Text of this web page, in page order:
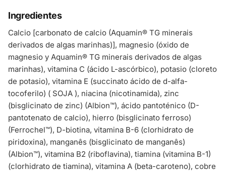
Ingredientes
Calcio [carbonato de calcio (Aquamin® TG minerais
derivados de algas marinhas)], magnesio (óxido de
magnesio y Aquamin® TG minerais derivados de algas
marinhas), vitamina C (ácido L-ascórbico), potasio (cloreto
de potasio), vitamina E (succinato ácido de d-alfa-
tocoferilo) ( SOJA ), niacina (nicotinamida), zinc
(bisglicinato de zinc) (Albion™), ácido pantoténico (D-
pantotenato de calcio), hierro (bisglicinato ferroso)
(Ferrochel™), D-biotina, vitamina B-6 (clorhidrato de
piridoxina), manganês (bisglicinato de manganês)
(Albion™), vitamina B2 (riboflavina), tiamina (vitamina B-1)
(clorhidrato de tiamina), vitamina A (beta-caroteno), cobre